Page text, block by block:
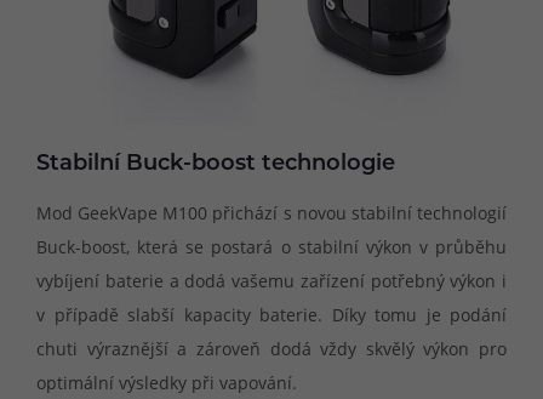
Stabilní Buck-boost technologie
Mod GeekVape M100 přichází s novou stabilní technologií
Buck-boost, která se postará o stabilní výkon v průběhu
vybíjení baterie a dodá vašemu zařízení potřebný výkon i
v případě slabší kapacity baterie. Díky tomu je podání
chuti výraznější a zároveň dodá vždy skvělý výkon pro
optimální výsledky při vapování.